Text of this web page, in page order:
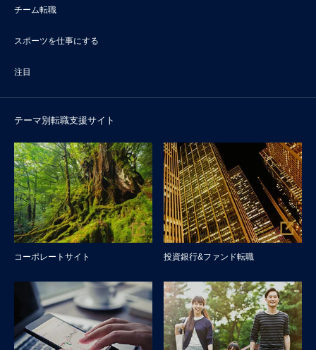
チーム転職
スポーツを仕事にする
注目
テーマ別転職支援サイト
コーポレートサイト 投資銀行&ファンド転職